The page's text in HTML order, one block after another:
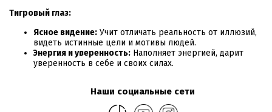
Тигровый глаз:
Ясное видение: Учит отличать реальность от иллюзий,
видеть истинные цели и мотивы людей.
Энергия и уверенность: Наполняет энергией, дарит
уверенность в себе и своих силах.
Наши социальные сети